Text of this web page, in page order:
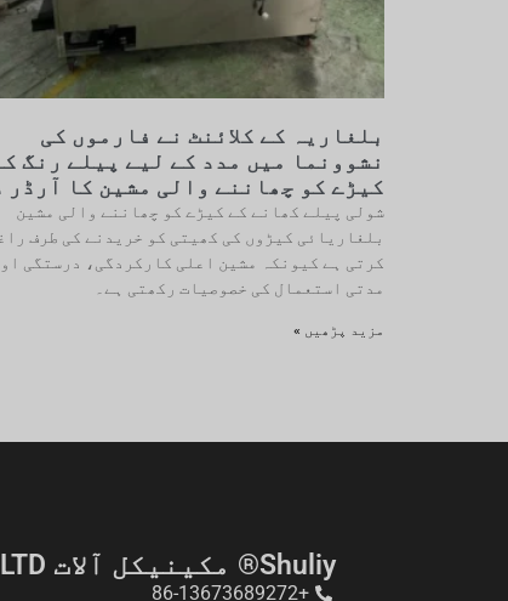
بلغاریہ کے کلائنٹ نے فارموں کی
نشوونما میں مدد کے لیے پیلے رنگ
کیڑے کو چھاننے والی مشین کا آرڈر
شولی پیلے کھانے کے کیڑے کو چھاننے والی مشین
بلغاریائی کیڑوں کی کھیتی کو خریدنے کی طرف
کرتی ہے کیونکہ مشین اعلی کارکردگی، درستگی
مدتی استعمال کی خصوصیات رکھتی ہے۔
مزید پڑھیں »
Shuliy® مکینیکل آلات co. LTD
+86-13673689272